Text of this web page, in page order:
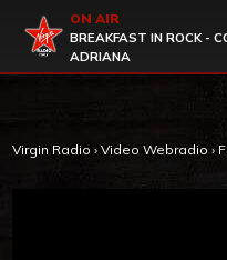
Virgin Radio
ON AIR
BREAKFAST IN ROCK -
ADRIANA
Virgin Radio › Video Webradio ›